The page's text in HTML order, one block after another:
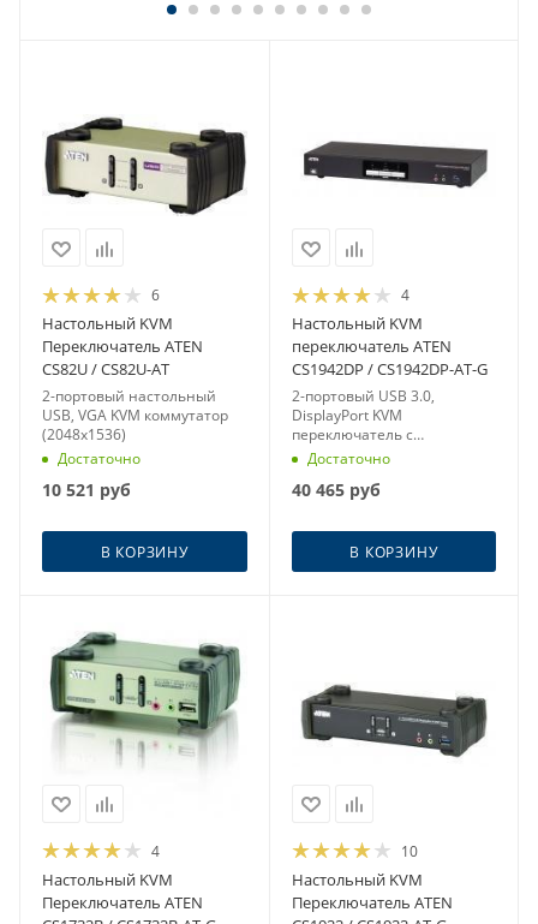
6
Настольный KVM
Переключатель ATEN
CS82U / CS82U-AT
2-портовый настольный
USB, VGA KVM коммутатор
(2048x1536)
Достаточно
10 521 руб
В КОРЗИНУ
4
Настольный KVM
переключатель ATEN
CS1942DP / CS1942DP-AT-G
2-портовый USB 3.0,
DisplayPort KVM
переключатель с
поддержкой 4K, 5 Гбит/с
(4096x2160)
Достаточно
40 465руб
В КОРЗИНУ
4
Настольный KVM
Переключатель ATEN
10
Настольный KVM
Переключатель ATEN